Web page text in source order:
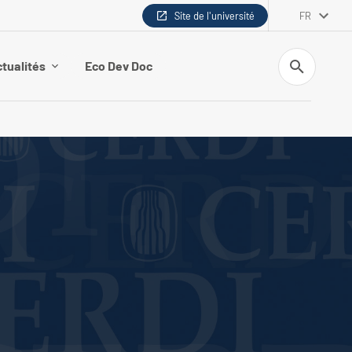
Site de l'université FR
Eco Dev Doc
Recherche